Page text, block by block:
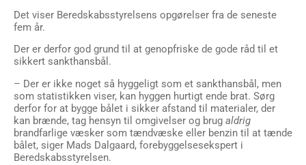
Det viser Beredskabsstyrelsens opgørelser fra de seneste
fem år.
Der er derfor god grund til at genopfriske de gode råd til et
sikkert sankthansbål.
– Der er ikke noget så hyggeligt som et sankthansbål, men
som statistikken viser, kan hyggen hurtigt ende brat. Sørg
derfor for at bygge bålet i sikker afstand til materialer, der
kan brænde, tag hensyn til omgivelser og brug aldrig
brandfarlige væsker som tændvæske eller benzin til at tænde
bålet, siger Mads Dalgaard, forebyggelsesekspert i
Beredskabsstyrelsen.